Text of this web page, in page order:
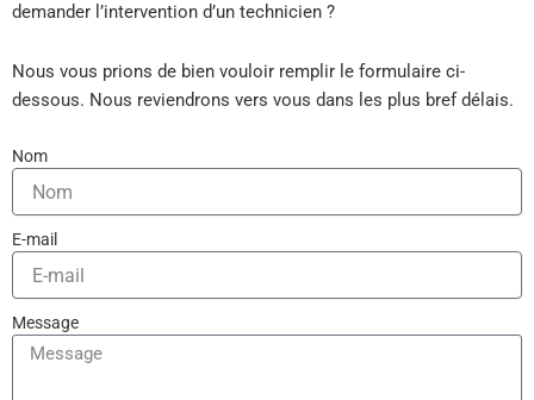
demander l’intervention d’un technicien ?
Nous vous prions de bien vouloir remplir le formulaire ci-
dessous. Nous reviendrons vers vous dans les plus bref délais.
Nom
E-mail
Message